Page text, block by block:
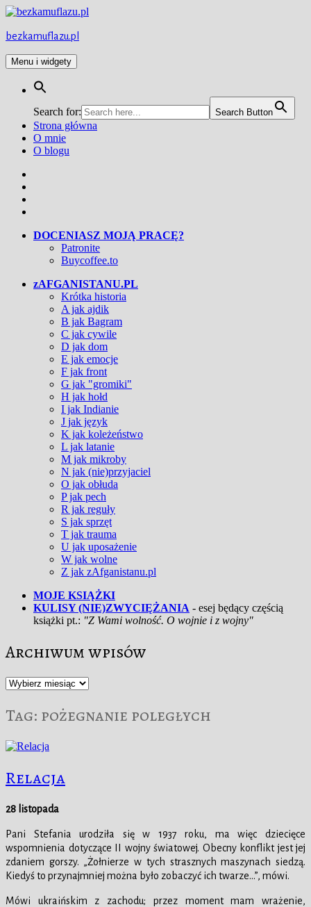
Przejdź
treści
bezkamuflazu.pl
Menu i widgety
Search for: Search Button
Strona główna
O mnie
O blogu
DOCENIASZ MOJĄ PRACĘ?
Patronite
Buycoffee.to
zAFGANISTANU.PL
Krótka historia
A jak ajdik
B jak Bagram
C jak cywile
D jak dom
E jak emocje
F jak front
G jak "gromiki"
H jak hołd
I jak Indianie
J jak język
K jak koleżeństwo
L jak latanie
M jak mikroby
N jak (nie)przyjaciel
O jak obłuda
P jak pech
R jak reguły
S jak sprzęt
T jak trauma
U jak uposażenie
W jak wolne
Z jak zAfganistanu.pl
MOJE KSIĄŻKI
KULISY (NIE)ZWYCIĘŻANIA - esej będący częścią
książki pt.: "Z Wami wolność. O wojnie i z wojny"
Archiwum wpisów
Archiwum
Tag: pożegnanie poległych
Relacja
28 listopada
Pani Stefania urodziła się w 1937 roku, ma więc dziecięce
wspomnienia dotyczące II wojny światowej. Obecny konflikt jest jej
zdaniem gorszy. „Żołnierze w tych strasznych maszynach siedzą.
Kiedyś to przynajmniej można było zobaczyć ich twarze…”, mówi.
Mówi ukraińskim z zachodu; przez moment mam wrażenie,